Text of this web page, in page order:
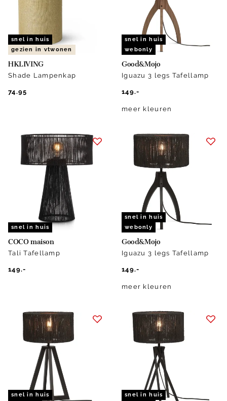
snel in huis
gezien in vtwonen
HKLIVING
Shade Lampenkap
74.95
snel in huis
webonly
Good&Mojo
Iguazu 3 legs Tafellamp
149.-
meer kleuren
snel in huis
COCO maison
Tali Tafellamp
149.-
snel in huis
webonly
Good&Mojo
Iguazu 3 legs Tafellamp
149.-
meer kleuren
snel in huis
snel in huis